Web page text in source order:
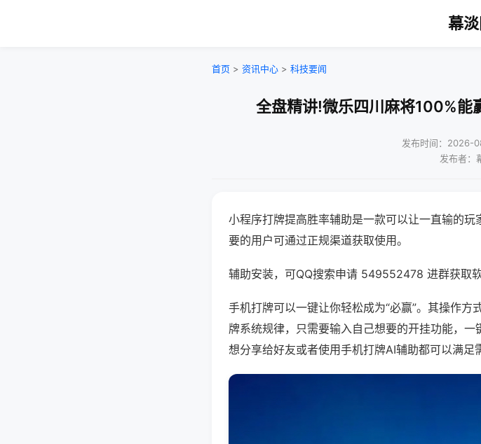
幕淡
首页 > 资讯中心 > 科技要闻
全盘精讲!微乐四川麻将100%能
发布时间：2026-
发布者：
小程序打牌提高胜率辅助是一款可以让一直输的玩
要的用户可通过正规渠道获取使用。
辅助安装，可QQ搜索申请 549552478 进群获取
手机打牌可以一键让你轻松成为“必赢”。其操作
牌系统规律，只需要输入自己想要的开挂功能，
想分享给好友或者使用手机打牌AI辅助都可以满足